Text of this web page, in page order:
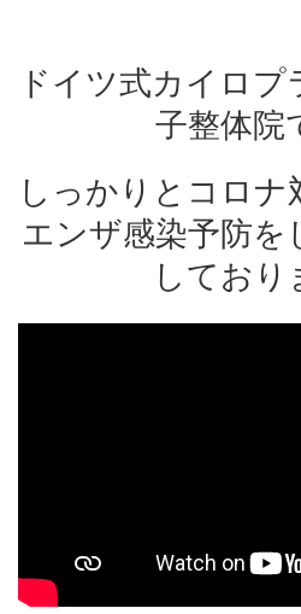
ドイツ式カイロ
子整体院
しっかりとコロ
エンザ感染予防を
しており